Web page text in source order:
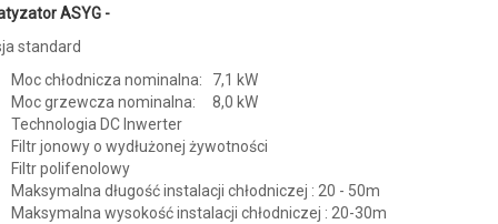
ASYG -
standard
Moc chłodnicza nominalna: 7,1 kW
Moc grzewcza nominalna: 8,0 kW
Technologia DC Inwerter
Filtr jonowy o wydłużonej żywotności
Filtr polifenolowy
Maksymalna długość instalacji chłodniczej : 20 - 50m
Maksymalna wysokość instalacji chłodniczej : 20-30m